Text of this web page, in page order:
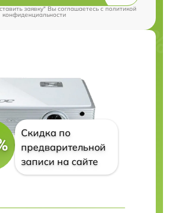
заявку" Вы соглашаетесь cполитикой
конфиденциальности
Скидка по
предварительной
записи на сайте